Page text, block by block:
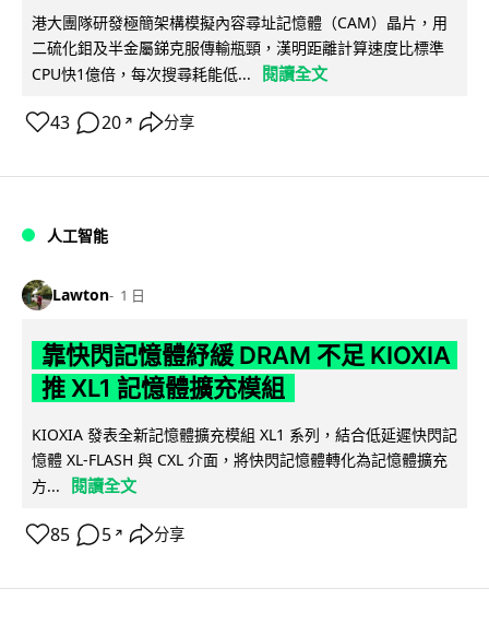
港大團隊研發極簡架構模擬內容尋址記憶體（CAM）晶片，用
二硫化鉬及半金屬銻克服傳輸瓶頸，漢明距離計算速度比標準
CPU快1億倍，每次搜尋耗能低...
閱讀全文
43 20 ↗ 分享
人工智能
Lawton 1 日
靠快閃記憶體紓緩 DRAM 不足 KIOXIA
推 XL1 記憶體擴充模組
KIOXIA 發表全新記憶體擴充模組 XL1 系列，結合低延遲快閃記
憶體 XL-FLASH 與 CXL 介面，將快閃記憶體轉化為記憶體擴充
方...
閱讀全文
85 5 ↗ 分享